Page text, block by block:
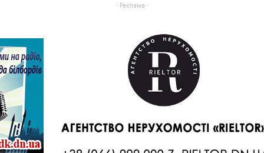
- Реклама -